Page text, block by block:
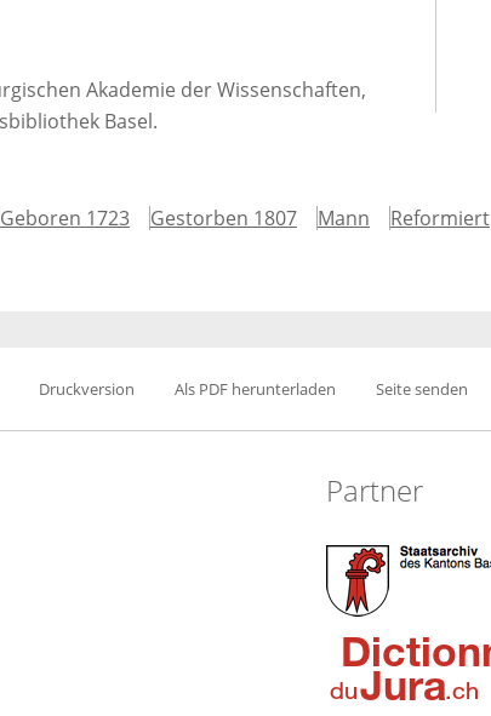
Akademie der Wissenschaften,
Basel.
Geboren 1723 Gestorben 1807 Mann Reformiert
Druckversion Als PDF herunterladen Seite senden
Partner